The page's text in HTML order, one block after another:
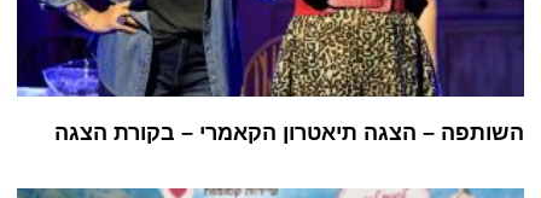
השותפה – הצגה תיאטרון הקאמרי – בקורת הצגה